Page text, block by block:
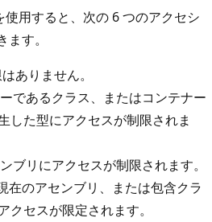
用すると、次の 6 つのアクセシ
す。
ありません。
であるクラス、またはコンテナー
した型にアクセスが制限されま
ブリにアクセスが制限されます。
在のアセンブリ、または包含クラ
クセスが限定されます。